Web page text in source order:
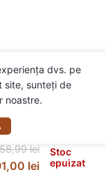
dvs. pe
site, sunteți de
noastre.
lei
lei
Stoc
epuizat